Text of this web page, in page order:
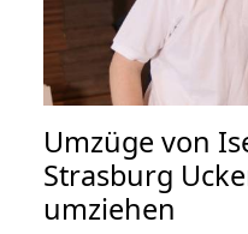
Umzüge von
Strasburg
umziehen